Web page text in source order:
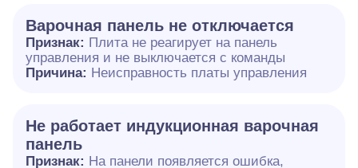
Варочная панель не отключается
Признак: Плита не реагирует на панель
управления и не выключается с команды
Причина: Неисправность платы управления
Не работает индукционная варочная
панель
Признак: На панели появляется ошибка,